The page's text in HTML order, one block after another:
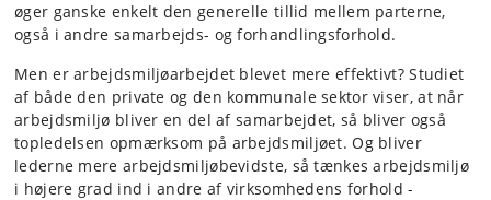
øger ganske enkelt den generelle tillid mellem parterne,
også i andre samarbejds- og forhandlingsforhold.
Men er arbejdsmiljøarbejdet blevet mere effektivt? Studiet
af både den private og den kommunale sektor viser, at når
arbejdsmiljø bliver en del af samarbejdet, så bliver også
topledelsen opmærksom på arbejdsmiljøet. Og bliver
lederne mere arbejdsmiljøbevidste, så tænkes arbejdsmiljø
i højere grad ind i andre af virksomhedens forhold -